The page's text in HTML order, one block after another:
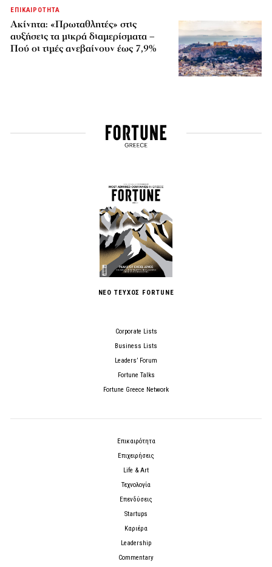
ΕΠΙΚΑΙΡΟΤΗΤΑ
Ακίνητα: «Πρωταθλητές» στις
αυξήσεις τα μικρά διαμερίσματα –
Πού οι τιμές ανεβαίνουν έως 7,9%
ΝΕΟ ΤΕΥΧΟΣ FORTUNE
Corporate Lists
Business Lists
Leaders’ Forum
Fortune Talks
Fortune Greece Network
Επικαιρότητα
Επιχειρήσεις
Life & Art
Τεχνολογία
Επενδύσεις
Startups
Καριέρα
Leadership
Commentary